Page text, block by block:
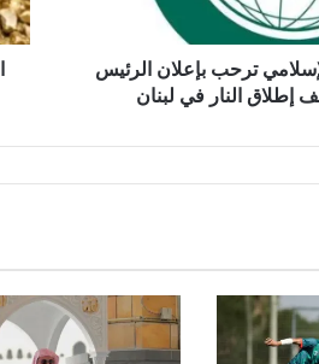
منظمة التعاون الإسلامي ‎ترحب بإعلان الرئيس
إطلاق النار في لبنان